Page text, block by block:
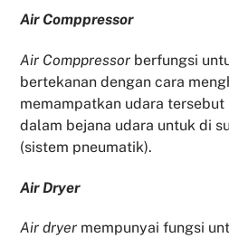
Air Comppressor
Air Comppressor berfungsi
bertekanan dengan cara
memampatkan udara
dalam bejana udara untuk di
(sistem pneumatik).
Air Dryer
Air dryer mempunyai fungsi